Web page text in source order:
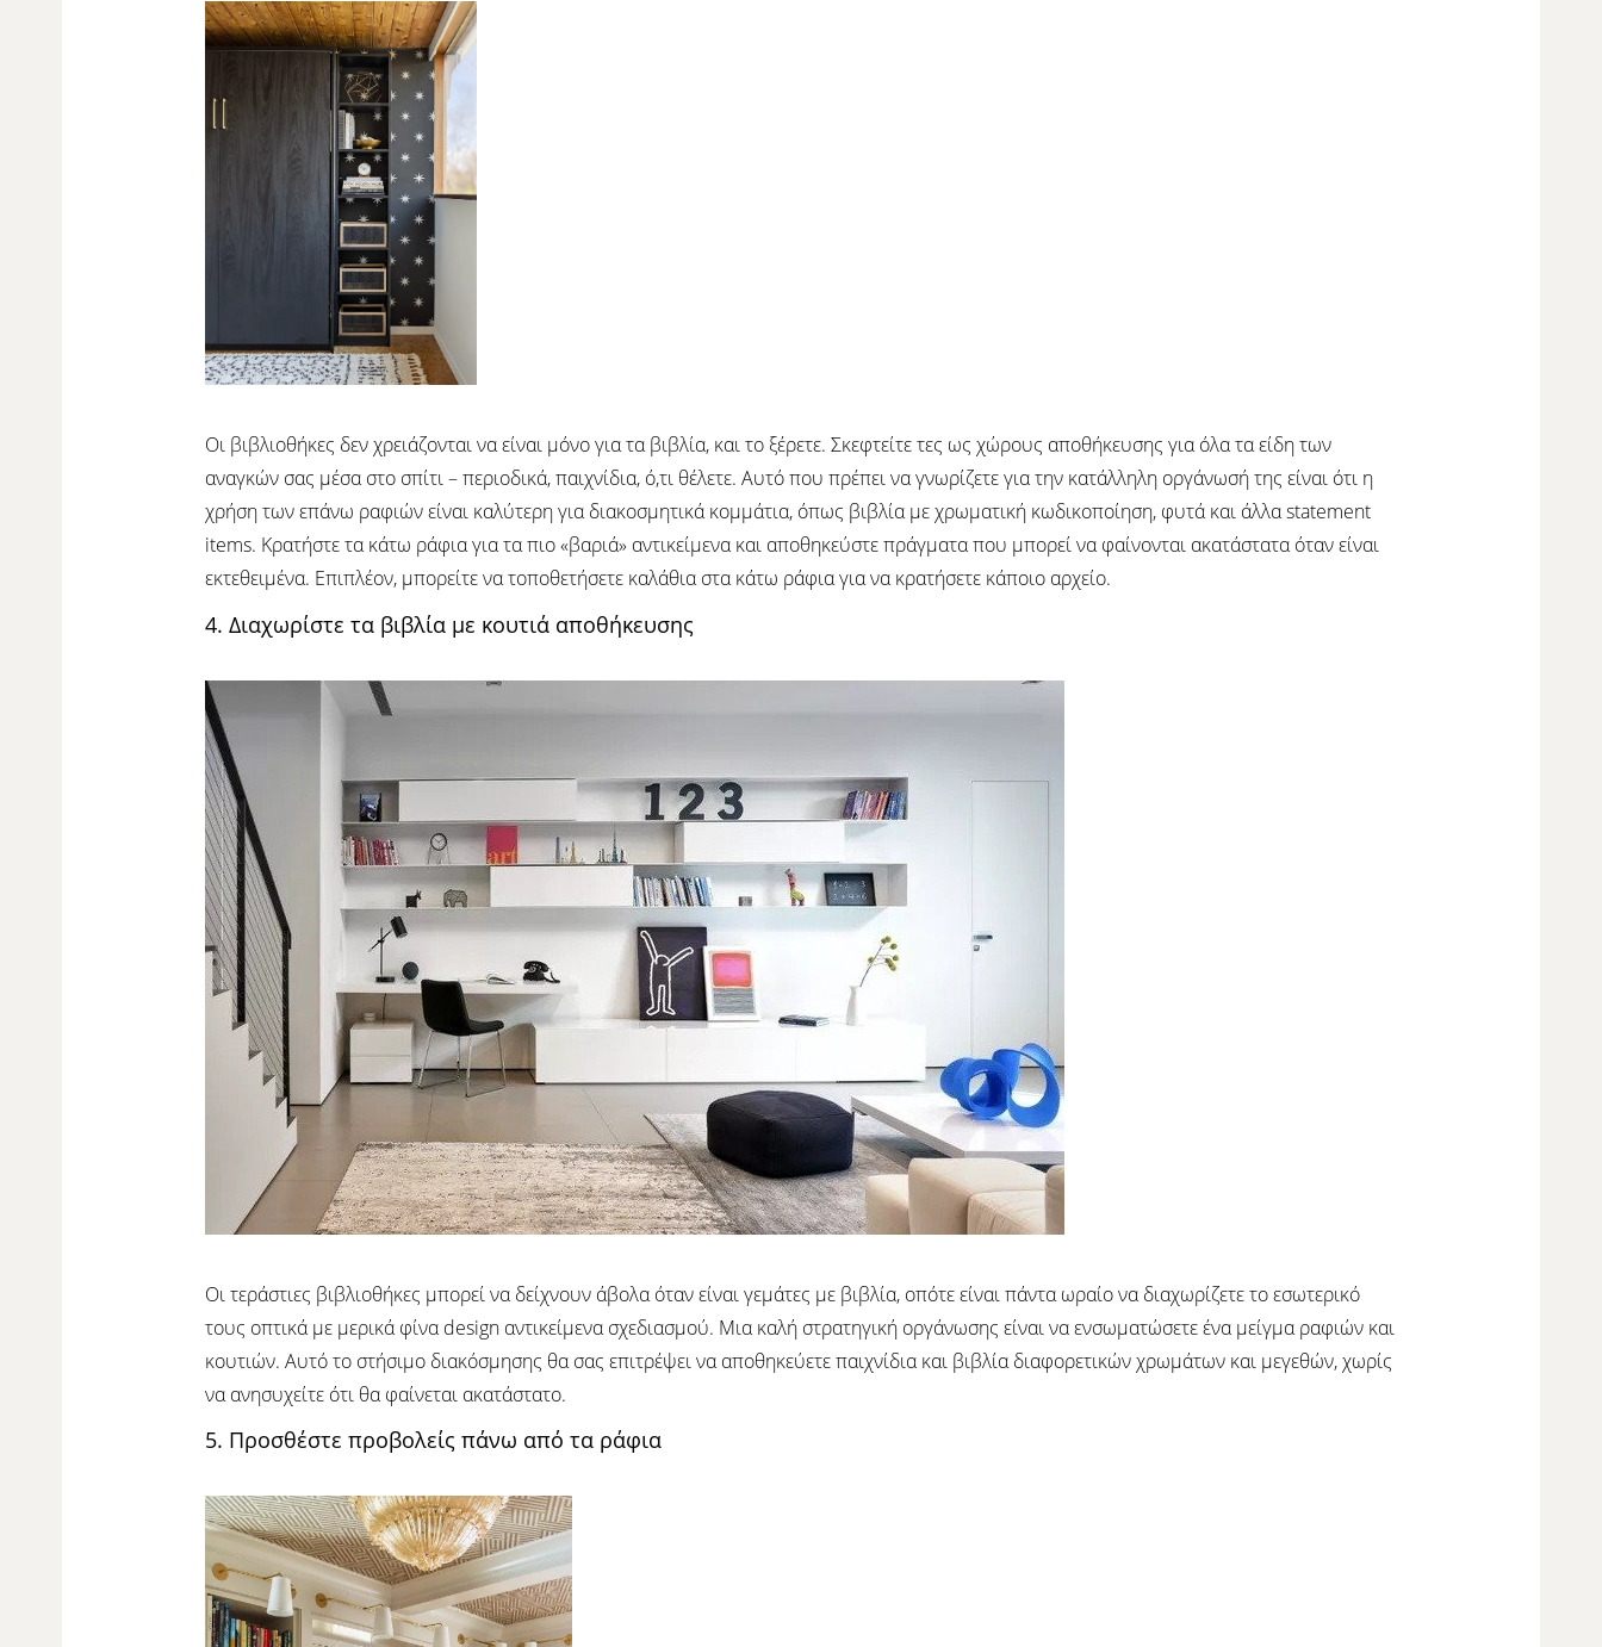
Οι βιβλιοθήκες δεν χρειάζονται να είναι μόνο για τα βιβλία, και το ξέρετε. Σκεφτείτε τες ως χώρους αποθήκευσης για όλα τα είδη των
αναγκών σας μέσα στο σπίτι – περιοδικά, παιχνίδια, ό,τι θέλετε. Αυτό που πρέπει να γνωρίζετε για την κατάλληλη οργάνωσή της είναι ότι η
χρήση των επάνω ραφιών είναι καλύτερη για διακοσμητικά κομμάτια, όπως βιβλία με χρωματική κωδικοποίηση, φυτά και άλλα statement
items. Κρατήστε τα κάτω ράφια για τα πιο «βαριά» αντικείμενα και αποθηκεύστε πράγματα που μπορεί να φαίνονται ακατάστατα όταν είναι
εκτεθειμένα. Επιπλέον, μπορείτε να τοποθετήσετε καλάθια στα κάτω ράφια για να κρατήσετε κάποιο αρχείο.
4. Διαχωρίστε τα βιβλία με κουτιά αποθήκευσης
Οι τεράστιες βιβλιοθήκες μπορεί να δείχνουν άβολα όταν είναι γεμάτες με βιβλία, οπότε είναι πάντα ωραίο να διαχωρίζετε το εσωτερικό
τους οπτικά με μερικά φίνα design αντικείμενα σχεδιασμού. Μια καλή στρατηγική οργάνωσης είναι να ενσωματώσετε ένα μείγμα ραφιών και
κουτιών. Αυτό το στήσιμο διακόσμησης θα σας επιτρέψει να αποθηκεύετε παιχνίδια και βιβλία διαφορετικών χρωμάτων και μεγεθών, χωρίς
να ανησυχείτε ότι θα φαίνεται ακατάστατο.
5. Προσθέστε προβολείς πάνω από τα ράφια